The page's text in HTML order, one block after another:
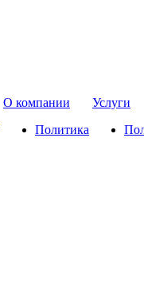
О компании
Политика
Услуги